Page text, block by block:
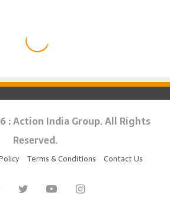
: Action India Group. All Rights
Reserved.
Terms & Conditions Contact Us
FacebookTwitter YouTubeInstagram